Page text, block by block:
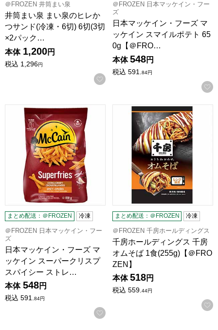
＠FROZEN 井筒まい泉
井筒まい泉 まい泉のヒレか
つサンド(冷凍・6切) 6切(3切
×2パック…
本体 1,200円
税込 1,296円
お気に入りに登録する
＠FROZEN 日本マッケイン・フー
ズ
日本マッケイン・フーズ マ
ッケイン スマイルポテト 65
0g【＠FRO…
本体 548円
税込 591. 84円
日本マッケイン・フーズ マッケイン スーパークリスプス
まとめ配送：＠FROZEN 冷凍
＠FROZEN 日本マッケイン・フー
ズ
日本マッケイン・フーズ マ
ッケイン スーパークリスプ
スパイシー ストレ…
本体 548円
税込 591.84円
お気に入りに登録する
千房ホールディングス 千房
まとめ配送：＠FROZEN 冷凍
＠FROZEN 千房ホールディングス
千房ホールディングス 千房
オムそば 1食(255g)【＠FRO
ZEN】
本体 518円
税込 559.44円